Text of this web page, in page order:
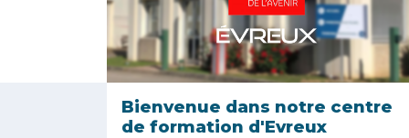
Bienvenue dans notre centre
de formation d'Evreux